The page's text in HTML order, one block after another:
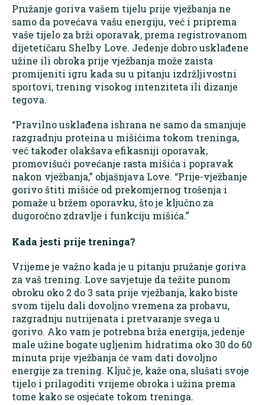
Pružanje goriva vašem tijelu prije vježbanja ne
samo da povećava vašu energiju, već i priprema
vaše tijelo za brži oporavak, prema registrovanom
dijetetičaru Shelby Love. Jedenje dobro usklađene
užine ili obroka prije vježbanja može zaista
promijeniti igru kada su u pitanju izdržljivostni
sportovi, trening visokog intenziteta ili dizanje
tegova.
“Pravilno usklađena ishrana ne samo da smanjuje
razgradnju proteina u mišićima tokom treninga,
već također olakšava efikasniji oporavak,
promovišući povećanje rasta mišića i popravak
nakon vježbanja,” objašnjava Love. “Prije-vježbanje
gorivo štiti mišiće od prekomjernog trošenja i
pomaže u bržem oporavku, što je ključno za
dugoročno zdravlje i funkciju mišića.”
Kada jesti prije treninga?
Vrijeme je važno kada je u pitanju pružanje goriva
za vaš trening. Love savjetuje da težite punom
obroku oko 2 do 3 sata prije vježbanja, kako biste
svom tijelu dali dovoljno vremena za probavu,
razgradnju nutrijenata i pretvaranje svega u
gorivo. Ako vam je potrebna brža energija, jedenje
male užine bogate ugljenim hidratima oko 30 do 60
minuta prije vježbanja će vam dati dovoljno
energije za trening. Ključ je, kaže ona, slušati svoje
tijelo i prilagoditi vrijeme obroka i užina prema
tome kako se osjećate tokom treninga.